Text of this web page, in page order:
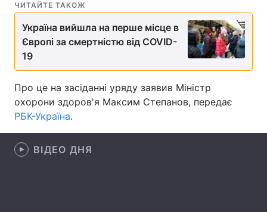
Економіка
Спорт Наука
Техно і зв'язок
Зброя Інциденти
Здоров'я
Цікавинки
ЧИТАЙТЕ ТАКОЖ
Україна вийшла на перше місце в
Європі за смертністю від COVID-
19
Про це на засіданні уряду заявив Міністр
охорони здоров'я Максим Степанов, передає
РБК-Україна.
ВІДЕО ДНЯ